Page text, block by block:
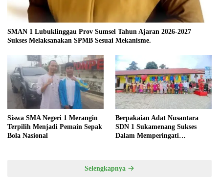
SMAN 1 Lubuklinggau Prov Sumsel Tahun Ajaran 2026-2027
Sukses Melaksanakan SPMB Sesuai Mekanisme.
Siswa SMA Negeri 1 Merangin
Terpilih Menjadi Pemain Sepak
Bola Nasional
Berpakaian Adat Nusantara
SDN 1 Sukamenang Sukses
Dalam Memperingati
Selengkapnya